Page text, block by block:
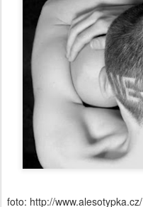
foto: http://www.alesotypka.cz/